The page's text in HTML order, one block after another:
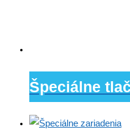
Špeciálne